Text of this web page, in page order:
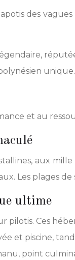
des
unique.
et au
aux
Les plages
ultime
pilotis. Ces
et piscine,
point